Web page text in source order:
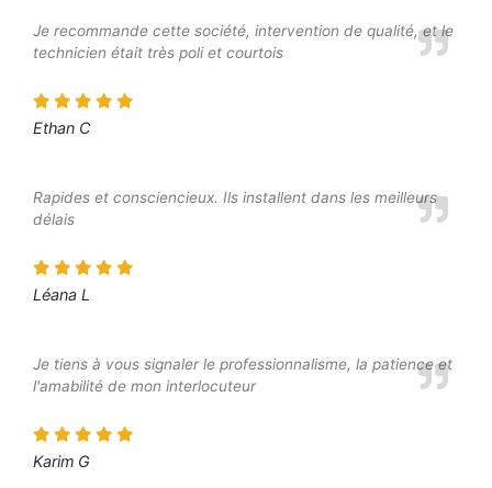
Je recommande cette société, intervention de qualité, et le
technicien était très poli et courtois
Ethan C
Rapides et consciencieux. Ils installent dans les meilleurs
délais
Léana L
Je tiens à vous signaler le professionnalisme, la patience et
l'amabilité de mon interlocuteur
Karim G